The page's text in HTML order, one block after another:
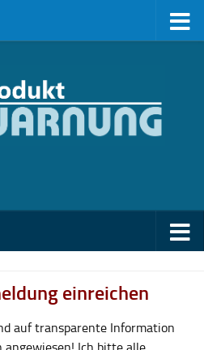
einreichen
auf transparente Information